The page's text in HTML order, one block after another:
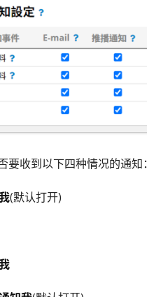
收到以下四种情况的通知：
(默认打开)